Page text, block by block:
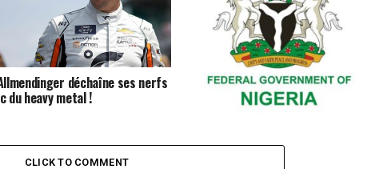
déchaîne ses nerfs
du heavy metal !
La FG adopte une nouvelle directive
CLICK TO COMMENT